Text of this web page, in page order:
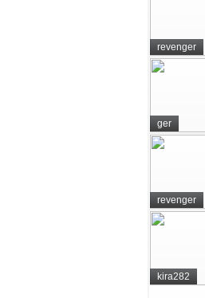
revenger
ger
revenger
kira282